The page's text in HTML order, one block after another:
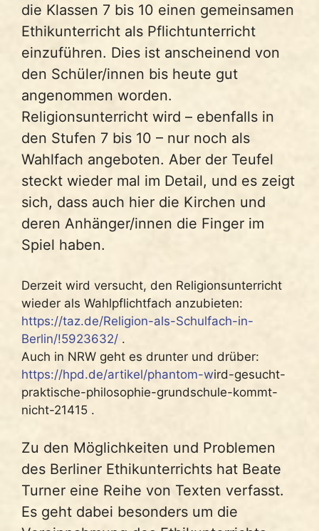
die Klassen 7 bis 10 einen gemeinsamen
Ethikunterricht als Pflichtunterricht
einzuführen. Dies ist anscheinend von
den Schüler/innen bis heute gut
angenommen worden.
Religionsunterricht wird – ebenfalls in
den Stufen 7 bis 10 – nur noch als
Wahlfach angeboten. Aber der Teufel
steckt wieder mal im Detail, und es zeigt
sich, dass auch hier die Kirchen und
deren Anhänger/innen die Finger im
Spiel haben.
Derzeit wird versucht, den Religionsunterricht
wieder als Wahlpflichtfach anzubieten:
https://taz.de/Religion-als-Schulfach-in-
Berlin/!5923632/ .
Auch in NRW geht es drunter und drüber:
https://hpd.de/artikel/phantom-wird-gesucht-
praktische-philosophie-grundschule-kommt-
nicht-21415 .
Zu den Möglichkeiten und Problemen
des Berliner Ethikunterrichts hat Beate
Turner eine Reihe von Texten verfasst.
Es geht dabei besonders um die